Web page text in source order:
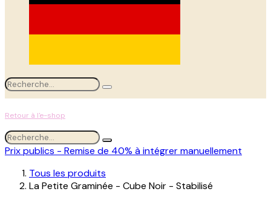
Retour à l'e-shop
Prix publics - Remise de 40% à intégrer manuellement
Tous les produits
La Petite Graminée - Cube Noir - Stabilisé